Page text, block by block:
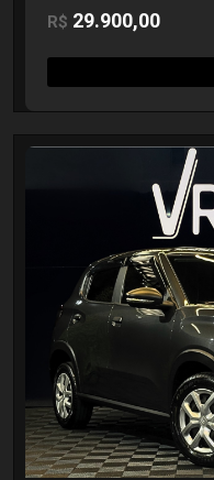
R$ 29.900,00